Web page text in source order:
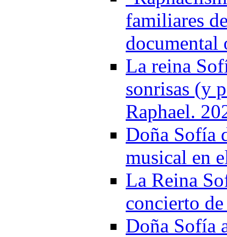
familiares
La reina
sonrisas (y
Raphael.
Doña Sofía
musical en
La Reina
concierto
Doña Sofía